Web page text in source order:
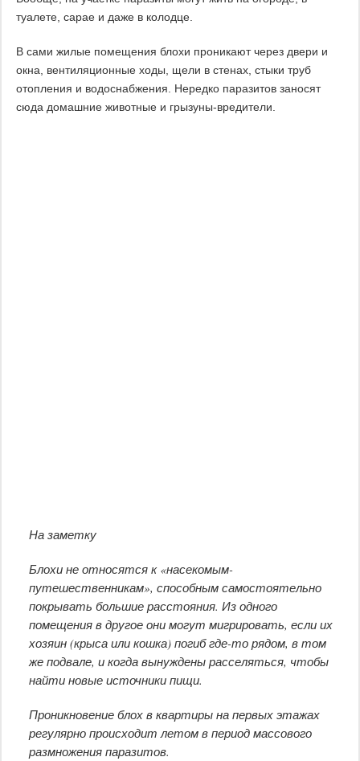
туалете, сарае и даже в колодце.
В сами жилые помещения блохи проникают через двери и
окна, вентиляционные ходы, щели в стенах, стыки труб
отопления и водоснабжения. Нередко паразитов заносят
сюда домашние животные и грызуны-вредители.
На заметку
Блохи не относятся к «насекомым-
путешественникам», способным самостоятельно
покрывать большие расстояния. Из одного
помещения в другое они могут мигрировать, если их
хозяин (крыса или кошка) погиб где-то рядом, в том
же подвале, и когда вынуждены расселяться, чтобы
найти новые источники пищи.
Проникновение блох в квартиры на первых этажах
регулярно происходит летом в период массового
размножения паразитов.